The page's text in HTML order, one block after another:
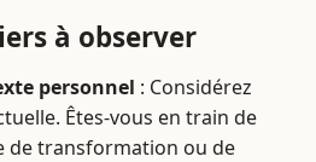
à observer
personnel : Considérez
Êtes-vous en train de
de transformation ou de